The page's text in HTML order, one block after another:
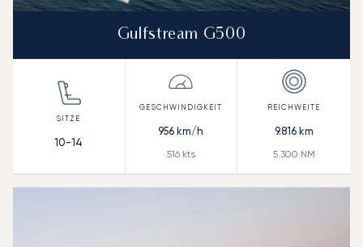
Gulfstream G500
10-14
956 km/h
516kts
9.816km
5.300 NM